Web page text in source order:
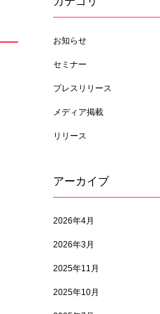
お知らせ
セミナー
プレスリリース
メディア掲載
リリース
アーカイブ
2026年4月
2026年3月
2025年11月
2025年10月